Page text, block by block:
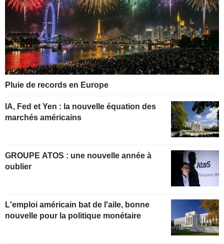
Pluie de records en Europe
IA, Fed et Yen : la nouvelle équation des
marchés américains
GROUPE ATOS : une nouvelle année à
oublier
L'emploi américain bat de l'aile, bonne
nouvelle pour la politique monétaire